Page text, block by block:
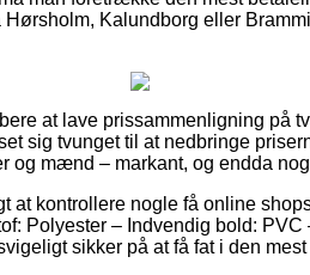
Kalundborg eller
at lave prissammenligning på
sig tvunget til at nedbringe
og mænd – markant, og endda
at kontrollere nogle få online
Polyester – Indvendig bold:
sikker på at få fat i den